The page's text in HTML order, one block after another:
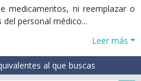
medicamentos, ni reemplazar o
personal médico...
Leer más
al que buscas